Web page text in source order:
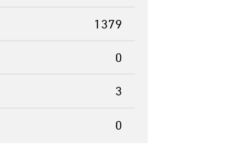
1379
0
3
0